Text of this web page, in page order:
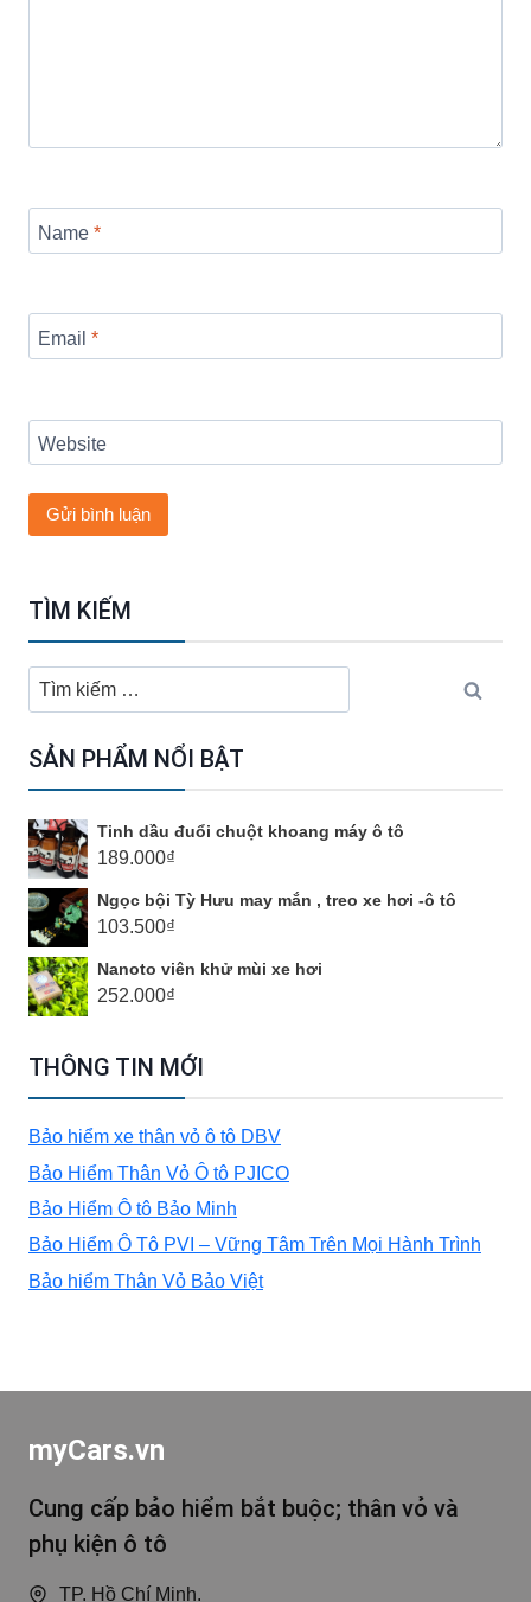
Name *
Email *
Website
TÌM KIẾM
Tìm
kiếm
SẢN PHẨM NỔI BẬT
Tinh dầu đuổi chuột khoang máy ô tô
189.000₫
Ngọc bội Tỳ Hưu may mắn , treo xe hơi -ô tô
103.500₫
Nanoto viên khử mùi xe hơi
252.000₫
THÔNG TIN MỚI
Bảo hiểm xe thân vỏ ô tô DBV
Bảo Hiểm Thân Vỏ Ô tô PJICO
Bảo Hiểm Ô tô Bảo Minh
Bảo Hiểm Ô Tô PVI – Vững Tâm Trên Mọi Hành Trình
Bảo hiểm Thân Vỏ Bảo Việt
myCars.vn
Cung cấp bảo hiểm bắt buộc; thân vỏ và
phụ kiện ô tô
TP. Hồ Chí Minh.